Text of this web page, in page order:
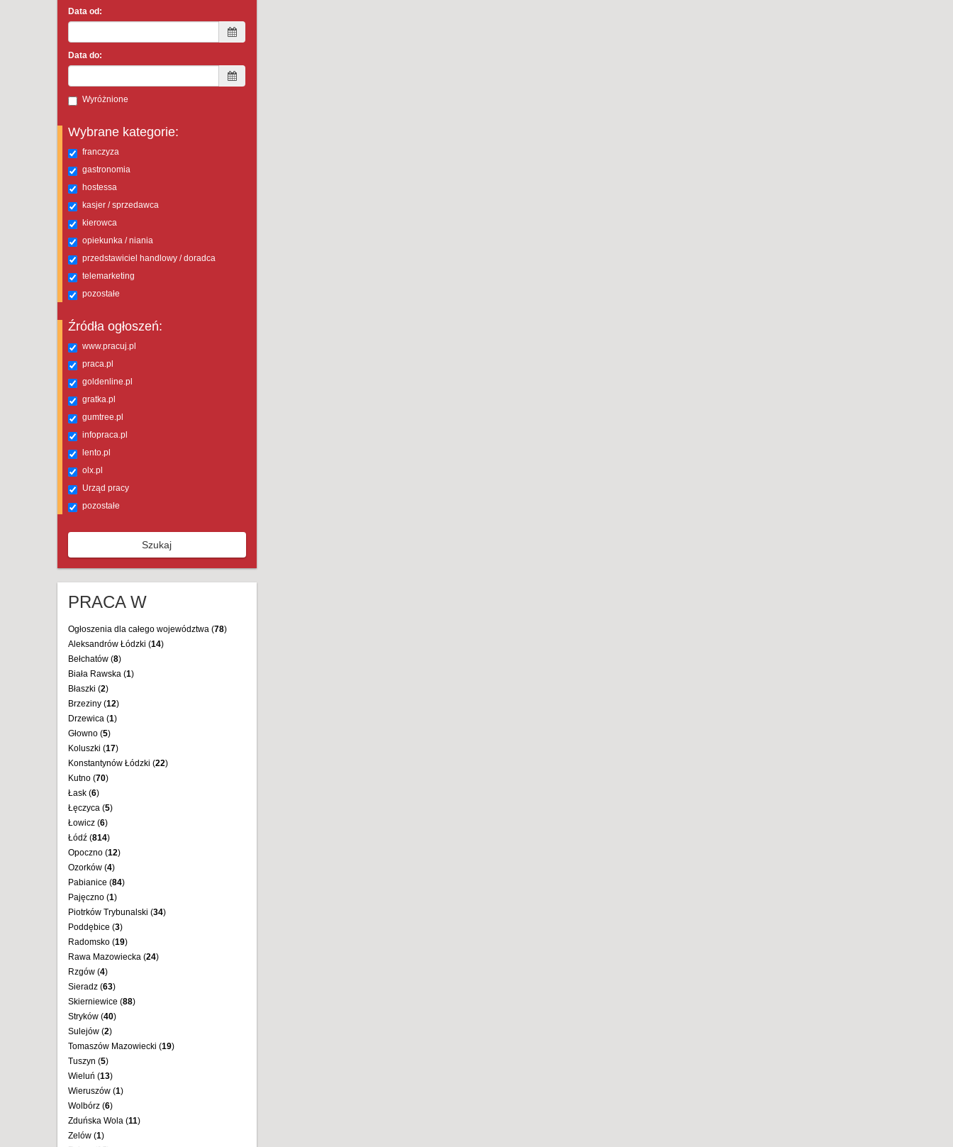
Data od:
Data do:
Wyróżnione
Wybrane kategorie:
franczyza
gastronomia
hostessa
kasjer / sprzedawca
kierowca
opiekunka / niania
przedstawiciel handlowy / doradca
telemarketing
pozostałe
Źródła ogłoszeń:
www.pracuj.pl
praca.pl
goldenline.pl
gratka.pl
gumtree.pl
infopraca.pl
lento.pl
olx.pl
Urząd pracy
pozostałe
Szukaj
PRACA W
Ogłoszenia dla całego województwa (78)
Aleksandrów Łódzki (14)
Bełchatów (8)
Biała Rawska (1)
Błaszki (2)
Brzeziny (12)
Drzewica (1)
Głowno (5)
Koluszki (17)
Konstantynów Łódzki (22)
Kutno (70)
Łask (6)
Łęczyca (5)
Łowicz (6)
Łódź (814)
Opoczno (12)
Ozorków (4)
Pabianice (84)
Pajęczno (1)
Piotrków Trybunalski (34)
Poddębice (3)
Radomsko (19)
Rawa Mazowiecka (24)
Rzgów (4)
Sieradz (63)
Skierniewice (88)
Stryków (40)
Sulejów (2)
Tomaszów Mazowiecki (19)
Tuszyn (5)
Wieluń (13)
Wieruszów (1)
Wolbórz (6)
Zduńska Wola (11)
Zelów (1)